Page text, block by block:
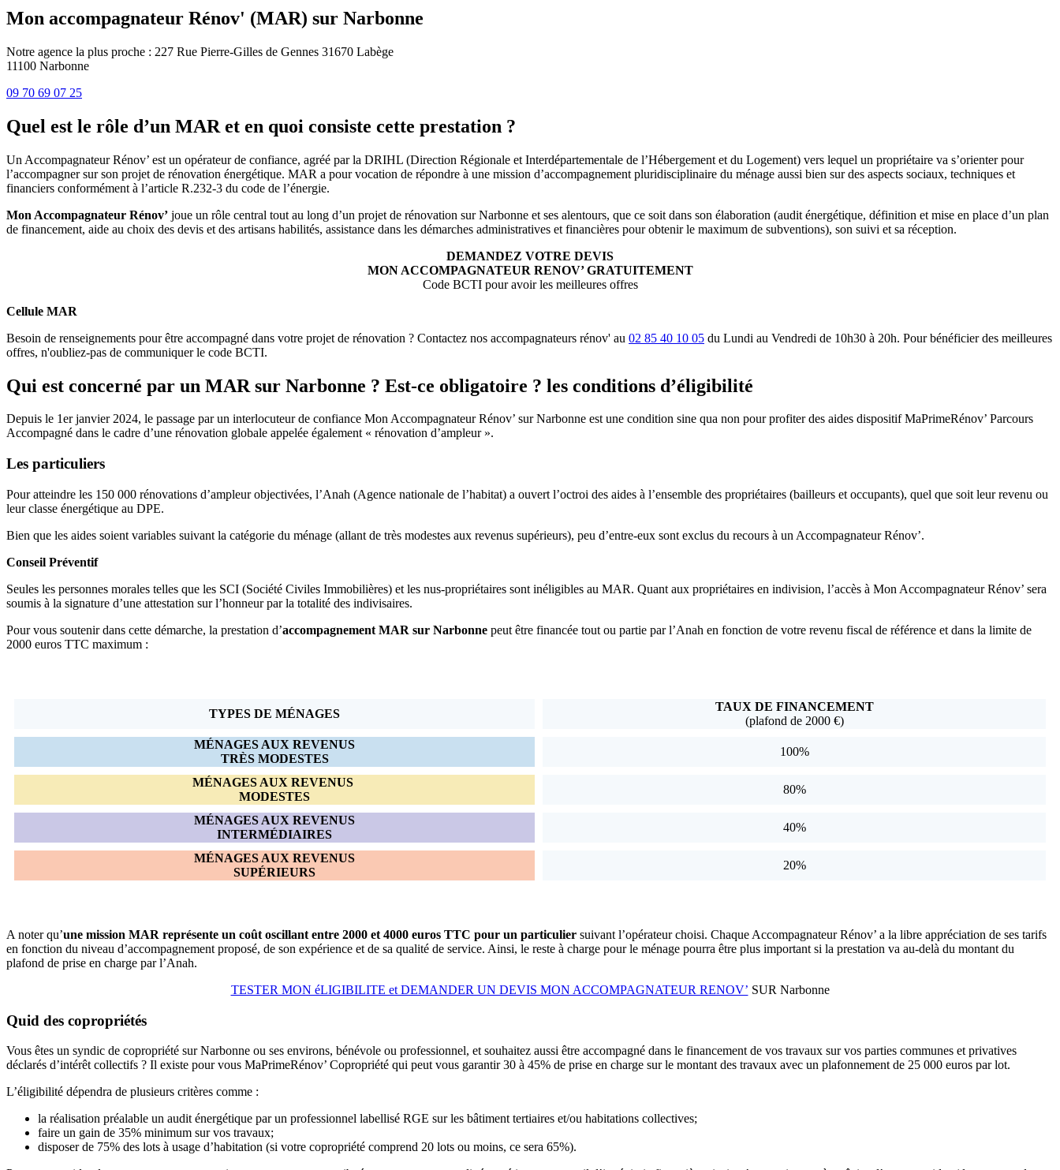
Mon accompagnateur Rénov' (MAR) sur Narbonne
Notre agence la plus proche : 227 Rue Pierre-Gilles de Gennes 31670 Labège
11100 Narbonne
09 70 69 07 25
Quel est le rôle d’un MAR et en quoi consiste cette prestation ?
Un Accompagnateur Rénov’ est un opérateur de confiance, agréé par la DRIHL (Direction Régionale et Interdépartementale de l’Hébergement et du Logement) vers lequel un propriétaire va s’orienter pour
l’accompagner sur son projet de rénovation énergétique. MAR a pour vocation de répondre à une mission d’accompagnement pluridisciplinaire du ménage aussi bien sur des aspects sociaux, techniques et
financiers conformément à l’article R.232-3 du code de l’énergie.
Mon Accompagnateur Rénov’ joue un rôle central tout au long d’un projet de rénovation sur Narbonne et ses alentours, que ce soit dans son élaboration (audit énergétique, définition et mise en place d’un plan
de financement, aide au choix des devis et des artisans habilités, assistance dans les démarches administratives et financières pour obtenir le maximum de subventions), son suivi et sa réception.
DEMANDEZ VOTRE DEVIS
MON ACCOMPAGNATEUR RENOV’ GRATUITEMENT
Code BCTI pour avoir les meilleures offres
Cellule MAR
Besoin de renseignements pour être accompagné dans votre projet de rénovation ? Contactez nos accompagnateurs rénov' au 02 85 40 10 05 du Lundi au Vendredi de 10h30 à 20h. Pour bénéficier des meilleures
offres, n'oubliez-pas de communiquer le code BCTI.
Qui est concerné par un MAR sur Narbonne ? Est-ce obligatoire ? les conditions d’éligibilité
Depuis le 1er janvier 2024, le passage par un interlocuteur de confiance Mon Accompagnateur Rénov’ sur Narbonne est une condition sine qua non pour profiter des aides dispositif MaPrimeRénov’ Parcours
Accompagné dans le cadre d’une rénovation globale appelée également « rénovation d’ampleur ».
Les particuliers
Pour atteindre les 150 000 rénovations d’ampleur objectivées, l’Anah (Agence nationale de l’habitat) a ouvert l’octroi des aides à l’ensemble des propriétaires (bailleurs et occupants), quel que soit leur revenu ou
leur classe énergétique au DPE.
Bien que les aides soient variables suivant la catégorie du ménage (allant de très modestes aux revenus supérieurs), peu d’entre-eux sont exclus du recours à un Accompagnateur Rénov’.
Conseil Préventif
Seules les personnes morales telles que les SCI (Société Civiles Immobilières) et les nus-propriétaires sont inéligibles au MAR. Quant aux propriétaires en indivision, l’accès à Mon Accompagnateur Rénov’ sera
soumis à la signature d’une attestation sur l’honneur par la totalité des indivisaires.
Pour vous soutenir dans cette démarche, la prestation d’accompagnement MAR sur Narbonne peut être financée tout ou partie par l’Anah en fonction de votre revenu fiscal de référence et dans la limite de
2000 euros TTC maximum :
TYPES DE MÉNAGES
TAUX DE FINANCEMENT
(plafond de 2000 €)
MÉNAGES AUX REVENUS
TRÈS MODESTES
100%
MÉNAGES AUX REVENUS
MODESTES
80%
MÉNAGES AUX REVENUS
INTERMÉDIAIRES
40%
MÉNAGES AUX REVENUS
SUPÉRIEURS
20%
A noter qu’une mission MAR représente un coût oscillant entre 2000 et 4000 euros TTC pour un particulier suivant l’opérateur choisi. Chaque Accompagnateur Rénov’ a la libre appréciation de ses tarifs
en fonction du niveau d’accompagnement proposé, de son expérience et de sa qualité de service. Ainsi, le reste à charge pour le ménage pourra être plus important si la prestation va au-delà du montant du
plafond de prise en charge par l’Anah.
TESTER MON éLIGIBILITE et DEMANDER UN DEVIS MON ACCOMPAGNATEUR RENOV’ SUR Narbonne
Quid des copropriétés
Vous êtes un syndic de copropriété sur Narbonne ou ses environs, bénévole ou professionnel, et souhaitez aussi être accompagné dans le financement de vos travaux sur vos parties communes et privatives
déclarés d’intérêt collectifs ? Il existe pour vous MaPrimeRénov’ Copropriété qui peut vous garantir 30 à 45% de prise en charge sur le montant des travaux avec un plafonnement de 25 000 euros par lot.
L’éligibilité dépendra de plusieurs critères comme :
la réalisation préalable un audit énergétique par un professionnel labellisé RGE sur les bâtiment tertiaires et/ou habitations collectives;
faire un gain de 35% minimum sur vos travaux;
disposer de 75% des lots à usage d’habitation (si votre copropriété comprend 20 lots ou moins, ce sera 65%).